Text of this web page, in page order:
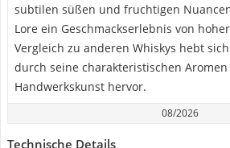
subtilen süßen und fruchtigen
Lore ein Geschmackserlebnis von
Vergleich zu anderen Whiskys hebt
durch seine charakteristischen
Handwerkskunst hervor.
08/2026
Technische Details